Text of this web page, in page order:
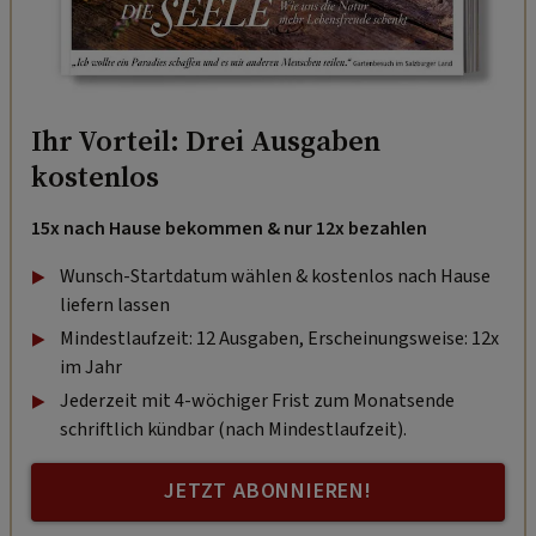
Ihr Vorteil: Drei Ausgaben
kostenlos
15x nach Hause bekommen & nur 12x bezahlen
Wunsch-Startdatum wählen & kostenlos nach Hause
liefern lassen
Mindestlaufzeit: 12 Ausgaben, Erscheinungsweise: 12x
im Jahr
Jederzeit mit 4-wöchiger Frist zum Monatsende
schriftlich kündbar (nach Mindestlaufzeit).
JETZT ABONNIEREN!